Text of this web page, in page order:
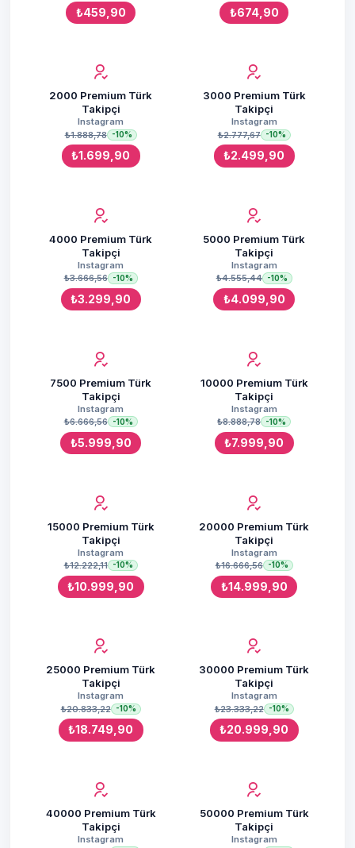
₺459,90 ₺674,90
2000 Premium Türk
Takipçi
Instagram
₺1.888,78
-10%
₺1.699,90
3000 Premium Türk
Takipçi
Instagram
₺2.777,67
-10%
₺2.499,90
4000 Premium Türk
Takipçi
Instagram
₺3.666,56
-10%
₺3.299,90
5000 Premium Türk
Takipçi
Instagram
₺4.555,44
-10%
₺4.099,90
7500 Premium Türk
Takipçi
Instagram
₺6.666,56
-10%
₺5.999,90
10000 Premium Türk
Takipçi
Instagram
₺8.888,78 -10%
₺7.999,90
15000 Premium Türk
Takipçi
Instagram
₺12.222,11
-10%
₺10.999,90
20000 Premium Türk
Takipçi
Instagram
₺16.666,56
-10%
₺14.999,90
25000 Premium Türk
Takipçi
Instagram
₺20.833,22
-10%
₺18.749,90
30000 Premium Türk
Takipçi
Instagram
₺23.333,22
-10%
₺20.999,90
40000 Premium Türk
Takipçi
Instagram
50000 Premium Türk
Takipçi
Instagram